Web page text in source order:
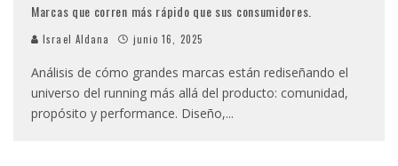
Marcas que corren más rápido que sus consumidores.
Israel Aldana junio 16, 2025
Análisis de cómo grandes marcas están rediseñando el
universo del running más allá del producto: comunidad,
propósito y performance. Diseño,...